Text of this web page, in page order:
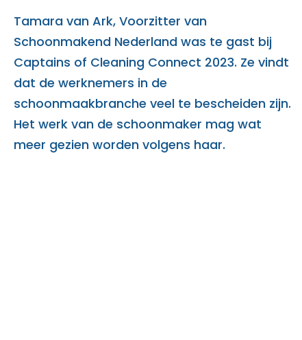
Tamara van Ark, Voorzitter van
Schoonmakend Nederland was te gast bij
Captains of Cleaning Connect 2023. Ze vindt
dat de werknemers in de
schoonmaakbranche veel te bescheiden zijn.
Het werk van de schoonmaker mag wat
meer gezien worden volgens haar.